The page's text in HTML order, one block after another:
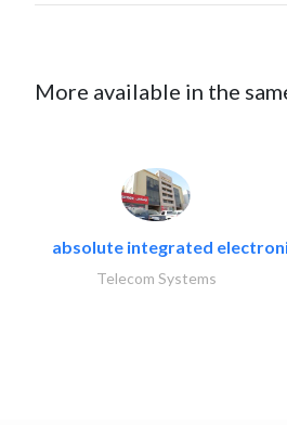
More available in the
absolute integrated
Telecom Systems